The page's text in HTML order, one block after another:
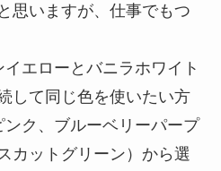
思いますが、仕事でもつ
エローとバニラホワイト
して同じ色を使いたい方
ク、ブルーベリーパープ
カットグリーン）から選